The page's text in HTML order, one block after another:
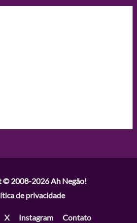
© 2008-2026Ah Negão!
de privacidade
X Instagram Contato